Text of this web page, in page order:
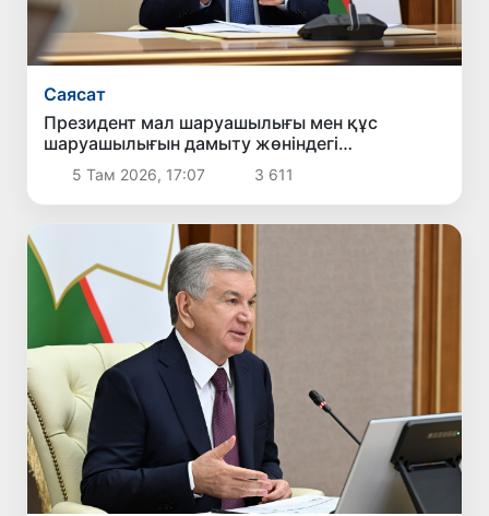
Саясат
Президент мал шаруашылығы мен құс
шаруашылығын дамыту жөніндегі
шаралармен танысты
5 Там 2026, 17:07 3 611